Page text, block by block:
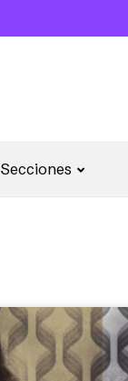
Secciones